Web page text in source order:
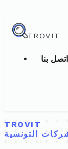
TROVIT
TROVIT
التونسية